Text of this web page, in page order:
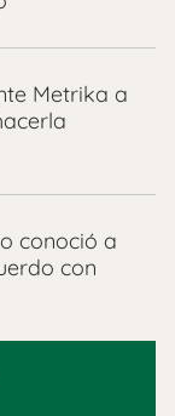
Metrika a
conoció a
con